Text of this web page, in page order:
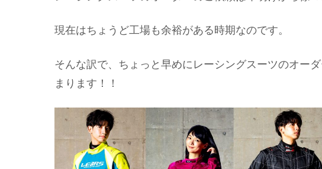
現在はちょうど工場も余裕がある時期なのです。
そんな訳で、ちょっと早めにレーシングスーツのオー
まります！！